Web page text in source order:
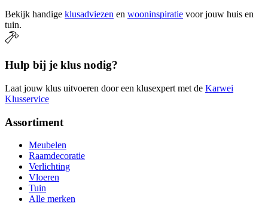
Bekijk handige klusadviezen en wooninspiratie voor jouw huis en
tuin.
Hulp bij je klus nodig?
Laat jouw klus uitvoeren door een klusexpert met de Karwei
Klusservice
Assortiment
Meubelen
Raamdecoratie
Verlichting
Vloeren
Tuin
Alle merken